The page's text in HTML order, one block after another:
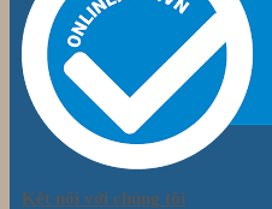
Kết nối với chúng tôi